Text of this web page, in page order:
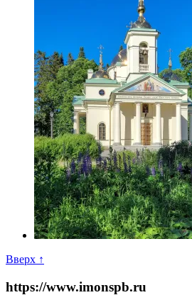
Вверх ↑
https://www.imonspb.ru